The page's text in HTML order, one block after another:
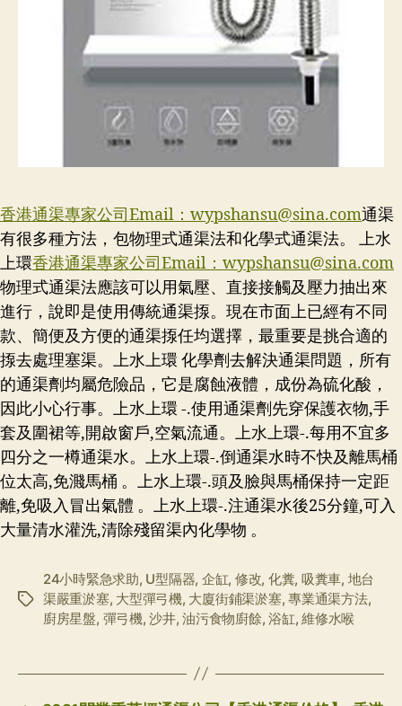
香港通渠專家公司Email： wypshansu@sina.com通渠
有很多種方法，包物理式通渠法和化學式通渠法。 上水
上環香港通渠專家公司Email： wypshansu@sina.com
物理式通渠法應該可以用氣壓、直接接觸及壓力抽出來
進行，說即是使用傳統通渠揼。現在市面上已經有不同
款、簡便及方便的通渠揼任均選擇，最重要是挑合適的
揼去處理塞渠。上水上環 化學劑去解決通渠問題，所有
的通渠劑均屬危險品，它是腐蝕液體，成份為硫化酸，
因此小心行事。上水上環 -.使用通渠劑先穿保護衣物,手
套及圍裙等,開啟窗戶,空氣流通。上水上環-.每用不宜多
四分之一樽通渠水。上水上環-.倒通渠水時不快及離馬桶
位太高,免濺馬桶 。上水上環-.頭及臉與馬桶保持一定距
離,免吸入冒出氣體 。上水上環-.注通渠水後25分鐘,可入
大量清水灌洗,清除殘留渠內化學物 。
标
24小時緊急求助, U型隔器, 企缸, 修改, 化糞, 吸糞車, 地台
渠嚴重淤塞, 大型彈弓機, 大廈街鋪渠淤塞,專業通渠方法,
廚房星盤, 彈弓機,沙井,油污食物廚餘,浴缸,維修水喉